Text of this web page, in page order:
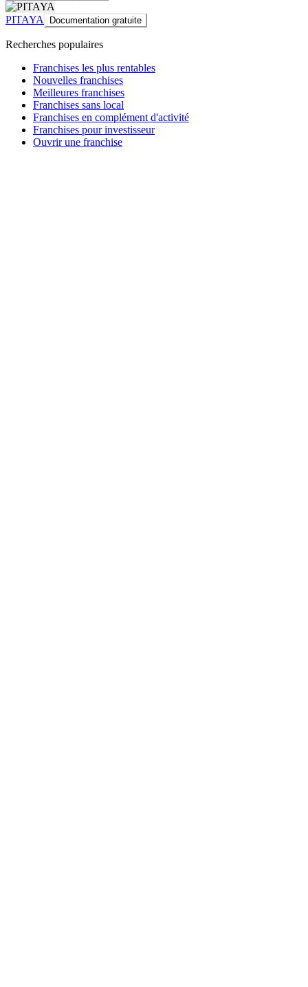
PITAYA Documentation gratuite
Recherches populaires
Franchises les plus rentables
Nouvelles franchises
Meilleures franchises
Franchises sans local
Franchises en complément d'activité
Franchises pour investisseur
Ouvrir une franchise